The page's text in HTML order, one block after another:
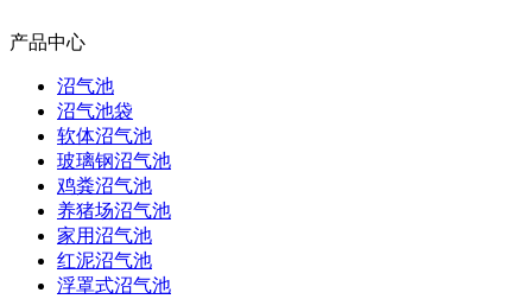
产品中心
沼气池
沼气池袋
软体沼气池
玻璃钢沼气池
鸡粪沼气池
养猪场沼气池
家用沼气池
红泥沼气池
浮罩式沼气池